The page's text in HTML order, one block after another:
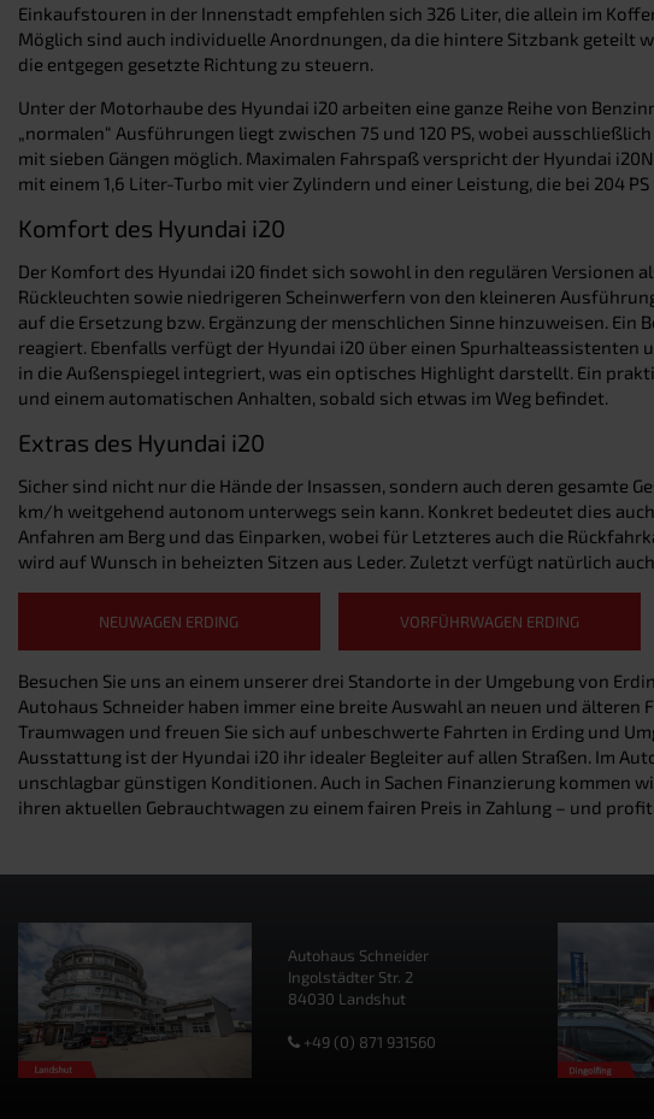
Einkaufstouren in der Innenstadt empfehlen sich 326 Liter, die allein im
Möglich sind auch individuelle Anordnungen, da die hintere Sitzbank geteilt
die entgegen gesetzte Richtung zu steuern.
Unter der Motorhaube des Hyundai i20 arbeiten eine ganze Reihe von
„normalen“ Ausführungen liegt zwischen 75 und 120 PS, wobei
mit sieben Gängen möglich. Maximalen Fahrspaß verspricht der Hyundai
mit einem 1,6 Liter-Turbo mit vier Zylindern und einer Leistung, die bei 204 PS
Komfort des Hyundai i20
Der Komfort des Hyundai i20 findet sich sowohl in den regulären Versionen
Rückleuchten sowie niedrigeren Scheinwerfern von den kleineren
auf die Ersetzung bzw. Ergänzung der menschlichen Sinne hinzuweisen.
reagiert. Ebenfalls verfügt der Hyundai i20 über einen
in die Außenspiegel integriert, was ein optisches Highlight darstellt. Ein
und einem automatischen Anhalten, sobald sich etwas im Weg befindet.
Extras des Hyundai i20
Sicher sind nicht nur die Hände der Insassen, sondern auch deren gesamte
km/h weitgehend autonom unterwegs sein kann. Konkret bedeutet dies
Anfahren am Berg und das Einparken, wobei für Letzteres auch die
wird auf Wunsch in beheizten Sitzen aus Leder. Zuletzt verfügt natürlich
NEUWAGEN ERDING VORFÜHRWAGEN ERDING
Besuchen Sie uns an einem unserer drei Standorte in der Umgebung von
Autohaus Schneider haben immer eine breite Auswahl an neuen und
Traumwagen und freuen Sie sich auf unbeschwerte Fahrten in Erding und
Ausstattung ist der Hyundai i20 ihr idealer Begleiter auf allen Straßen. Im
unschlagbar günstigen Konditionen. Auch in Sachen Finanzierung kommen
ihren aktuellen Gebrauchtwagen zu einem fairen Preis in Zahlung – und
Autohaus Schneider
Ingolstädter Str. 2
84030 Landshut
+49 (0) 871 931560